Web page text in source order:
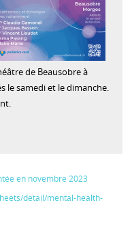
de Beausobre à
le samedi et le dimanche.
en novembre 2023
detail/mental-health-